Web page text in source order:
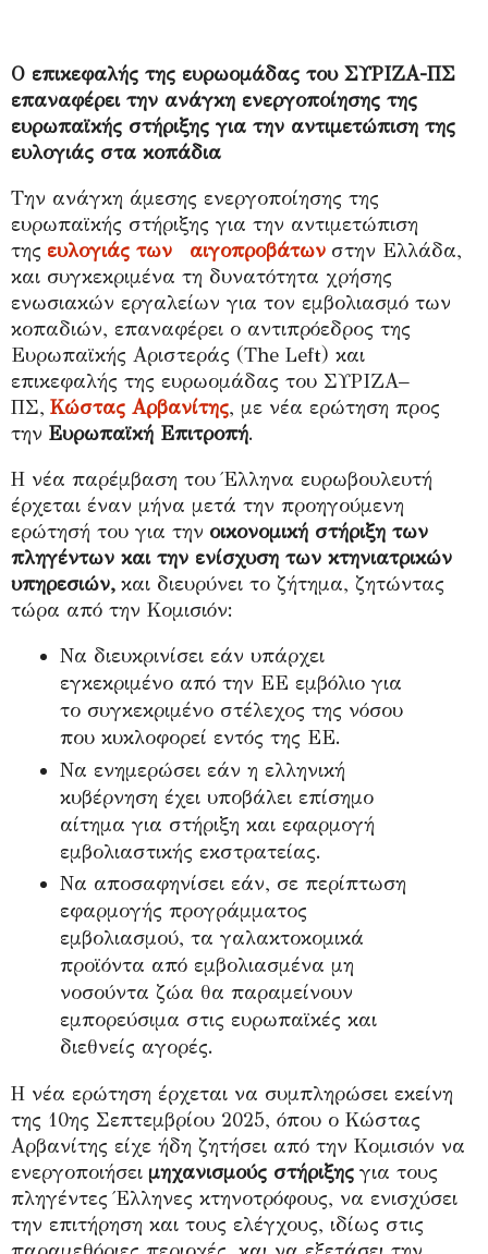
Ο επικεφαλής της ευρωομάδας του ΣΥΡΙΖΑ-ΠΣ
επαναφέρει την ανάγκη ενεργοποίησης της
ευρωπαϊκής στήριξης για την αντιμετώπιση της
ευλογιάς στα κοπάδια
Την ανάγκη άμεσης ενεργοποίησης της
ευρωπαϊκής στήριξης για την αντιμετώπιση
της ευλογιάς των αιγοπροβάτων στην Ελλάδα,
και συγκεκριμένα τη δυνατότητα χρήσης
ενωσιακών εργαλείων για τον εμβολιασμό των
κοπαδιών, επαναφέρει ο αντιπρόεδρος της
Ευρωπαϊκής Αριστεράς (The Left) και
επικεφαλής της ευρωομάδας του ΣΥΡΙΖΑ–
ΠΣ, Κώστας Αρβανίτης, με νέα ερώτηση προς
την Ευρωπαϊκή Επιτροπή.
Η νέα παρέμβαση του Έλληνα ευρωβουλευτή
έρχεται έναν μήνα μετά την προηγούμενη
ερώτησή του για την οικονομική στήριξη των
πληγέντων και την ενίσχυση των κτηνιατρικών
υπηρεσιών, και διευρύνει το ζήτημα, ζητώντας
τώρα από την Κομισιόν:
Να διευκρινίσει εάν υπάρχει
εγκεκριμένο από την ΕΕ εμβόλιο για
το συγκεκριμένο στέλεχος της νόσου
που κυκλοφορεί εντός της ΕΕ.
Να ενημερώσει εάν η ελληνική
κυβέρνηση έχει υποβάλει επίσημο
αίτημα για στήριξη και εφαρμογή
εμβολιαστικής εκστρατείας.
Να αποσαφηνίσει εάν, σε περίπτωση
εφαρμογής προγράμματος
εμβολιασμού, τα γαλακτοκομικά
προϊόντα από εμβολιασμένα μη
νοσούντα ζώα θα παραμείνουν
εμπορεύσιμα στις ευρωπαϊκές και
διεθνείς αγορές.
Η νέα ερώτηση έρχεται να συμπληρώσει εκείνη
της 10ης Σεπτεμβρίου 2025, όπου ο Κώστας
Αρβανίτης είχε ήδη ζητήσει από την Κομισιόν να
ενεργοποιήσει μηχανισμούς στήριξης για τους
πληγέντες Έλληνες κτηνοτρόφους, να ενισχύσει
την επιτήρηση και τους ελέγχους, ιδίως στις